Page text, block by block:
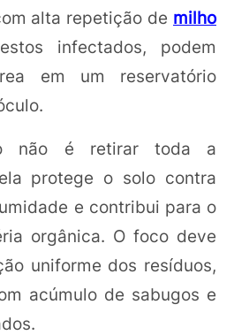
alta repetição de milho
infectados, podem
em um reservatório
não é retirar toda a
protege o solo contra
e contribui para o
orgânica. O foco deve
uniforme dos resíduos,
acúmulo de sabugos e